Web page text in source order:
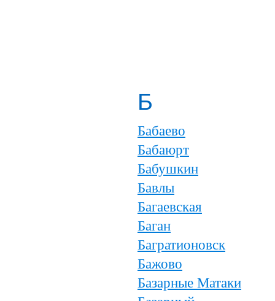
Б
Бабаево
Бабаюрт
Бабушкин
Бавлы
Багаевская
Баган
Багратионовск
Бажово
Базарные Матаки